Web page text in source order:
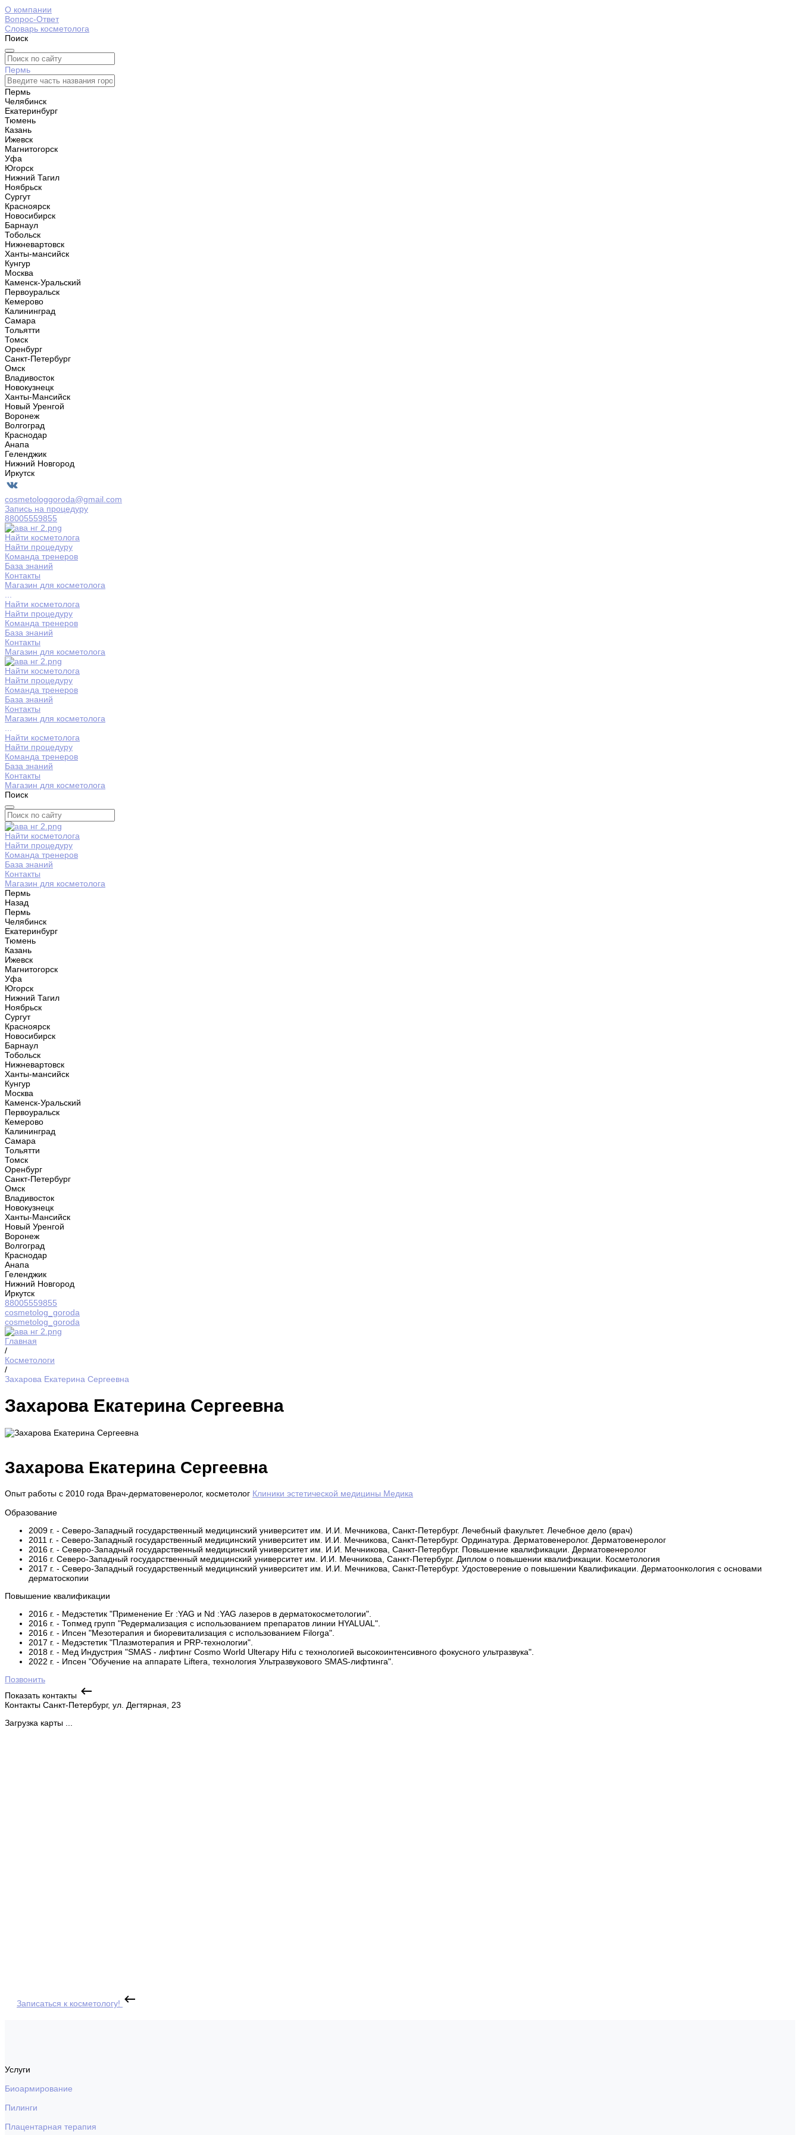
О компании
Вопрос-Ответ
Словарь косметолога
Поиск
Пермь
Пермь
Челябинск
Екатеринбург
Тюмень
Казань
Ижевск
Магнитогорск
Уфа
Югорск
Нижний Тагил
Ноябрьск
Сургут
Красноярск
Новосибирск
Барнаул
Тобольск
Нижневартовск
Ханты-мансийск
Кунгур
Москва
Каменск-Уральский
Первоуральск
Кемерово
Калининград
Самара
Тольятти
Томск
Оренбург
Санкт-Петербург
Омск
Владивосток
Новокузнецк
Ханты-Мансийск
Новый Уренгой
Воронеж
Волгоград
Краснодар
Анапа
Геленджик
Нижний Новгород
Иркутск
cosmetologgoroda@gmail.com
Запись на процедуру
88005559855
Найти косметолога
Найти процедуру
Команда тренеров
База знаний
Контакты
Магазин для косметолога
Найти косметолога
Найти процедуру
Команда тренеров
База знаний
Контакты
Магазин для косметолога
Найти косметолога
Найти процедуру
Команда тренеров
База знаний
Контакты
Магазин для косметолога
Найти косметолога
Найти процедуру
Команда тренеров
База знаний
Контакты
Магазин для косметолога
Поиск
Найти косметолога
Найти процедуру
Команда тренеров
База знаний
Контакты
Магазин для косметолога
Пермь
Назад
Пермь
Челябинск
Екатеринбург
Тюмень
Казань
Ижевск
Магнитогорск
Уфа
Югорск
Нижний Тагил
Ноябрьск
Сургут
Красноярск
Новосибирск
Барнаул
Тобольск
Нижневартовск
Ханты-мансийск
Кунгур
Москва
Каменск-Уральский
Первоуральск
Кемерово
Калининград
Самара
Тольятти
Томск
Оренбург
Санкт-Петербург
Омск
Владивосток
Новокузнецк
Ханты-Мансийск
Новый Уренгой
Воронеж
Волгоград
Краснодар
Анапа
Геленджик
Нижний Новгород
Иркутск
88005559855
cosmetolog_goroda
cosmetolog_goroda
Главная
/
Косметологи
/
Захарова Екатерина Сергеевна
Захарова Екатерина Сергеевна
Захарова Екатерина Сергеевна
Опыт работы с 2010 года Врач-дерматовенеролог, косметолог Клиники эстетической медицины Медика
Образование
2009 г. - Северо-Западный государственный медицинский университет им. И.И. Мечникова, Санкт-Петербург. Лечебный факультет. Лечебное дело (врач)
2011 г. - Северо-Западный государственный медицинский университет им. И.И. Мечникова, Санкт-Петербург. Ординатура. Дерматовенеролог. Дерматовенеролог
2016 г. - Северо-Западный государственный медицинский университет им. И.И. Мечникова, Санкт-Петербург. Повышение квалификации. Дерматовенеролог
2016 г. Северо-Западный государственный медицинский университет им. И.И. Мечникова, Санкт-Петербург. Диплом о повышении квалификации. Косметология
2017 г. - Северо-Западный государственный медицинский университет им. И.И. Мечникова, Санкт-Петербург. Удостоверение о повышении Квалификации. Дерматоонкология с основами
дерматоскопии
Повышение квалификации
2016 г. - Медэстетик "Применение Er :YAG и Nd :YAG лазеров в дерматокосметологии".
2016 г. - Топмед групп "Редермализация с использованием препаратов линии HYALUAL".
2016 г. - Ипсен "Мезотерапия и биоревитализация с использованием Filorga".
2017 г. - Медэстетик "Плазмотерапия и PRP-технологии".
2018 г. - Мед Индустрия "SMAS - лифтинг Cosmo World Ulterapy Hifu с технологией высокоинтенсивного фокусного ультразвука".
2022 г. - Ипсен "Обучение на аппарате Liftera, технология Ультразвукового SMAS-лифтинга".
Позвонить
Показать контакты
Контакты Санкт-Петербург, ул. Дегтярная, 23
Загрузка карты ...
Записаться к косметологу!
Услуги
Биоармирование
Пилинги
Плацентарная терапия